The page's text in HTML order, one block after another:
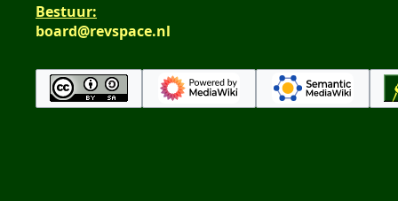
Bestuur:
board@revspace.nl